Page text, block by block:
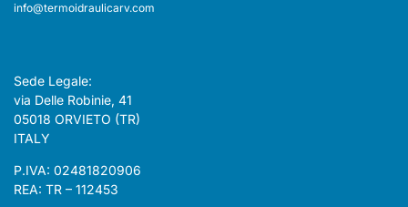
info@termoidraulicarv.com
Sede Legale:
via Delle Robinie, 41
05018 ORVIETO (TR)
ITALY
P.IVA: 02481820906
REA: TR – 112453